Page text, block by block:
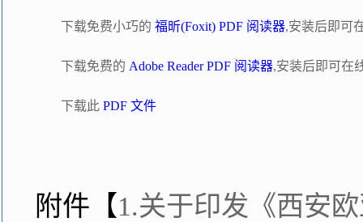
下载免费小巧的 福昕(Foxit) PDF 阅读器,安装后即可
下载免费的 Adobe Reader PDF 阅读器,安装后即可在
下载此 PDF 文件
附件【1.关于印发《西安